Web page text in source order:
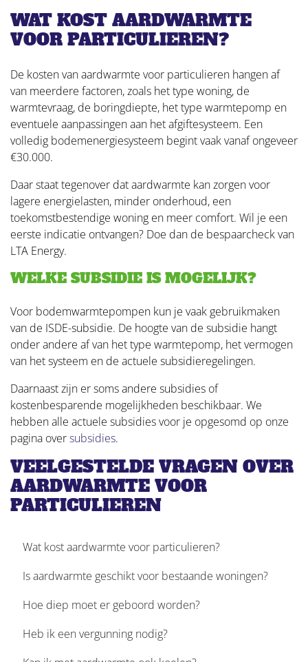
WAT KOST AARDWARMTE
VOOR PARTICULIEREN?
De kosten van aardwarmte voor particulieren hangen af
van meerdere factoren, zoals het type woning, de
warmtevraag, de boringdiepte, het type warmtepomp en
eventuele aanpassingen aan het afgiftesysteem. Een
volledig bodemenergiesysteem begint vaak vanaf ongeveer
€30.000.
Daar staat tegenover dat aardwarmte kan zorgen voor
lagere energielasten, minder onderhoud, een
toekomstbestendige woning en meer comfort. Wil je een
eerste indicatie ontvangen? Doe dan de bespaarcheck van
LTA Energy.
WELKE SUBSIDIE IS MOGELIJK?
Voor bodemwarmtepompen kun je vaak gebruikmaken
van de ISDE-subsidie. De hoogte van de subsidie hangt
onder andere af van het type warmtepomp, het vermogen
van het systeem en de actuele subsidieregelingen.
Daarnaast zijn er soms andere subsidies of
kostenbesparende mogelijkheden beschikbaar. We
hebben alle actuele subsidies voor je opgesomd op onze
pagina oversubsidies.
VEELGESTELDE VRAGEN OVER
AARDWARMTE VOOR
PARTICULIEREN
Wat kost aardwarmte voor particulieren?
Is aardwarmte geschikt voor bestaande woningen?
Hoe diep moet er geboord worden?
Heb ik een vergunning nodig?